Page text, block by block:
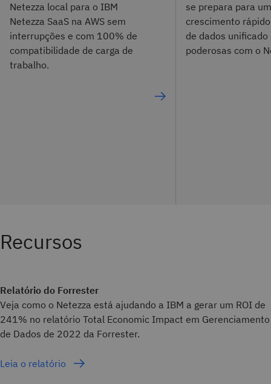
Netezza local para o IBM
Netezza SaaS na AWS sem
interrupções e com 100% de
compatibilidade de carga de
trabalho.
se prepara para
crescimento
de dados
poderosas com o
Recursos
Relatório do Forrester
Veja como o Netezza está ajudando a IBM a gerar um ROI de
241% no relatório Total Economic Impact em Gerenciamento
de Dados de 2022 da Forrester.
Leia o relatório